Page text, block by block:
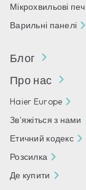
Мікрохвильові
Варильні панелі
Блог
Про нас
Haier Europe
Зв'яжіться з нами
Етичний кодекс
Розсилка
Де купити